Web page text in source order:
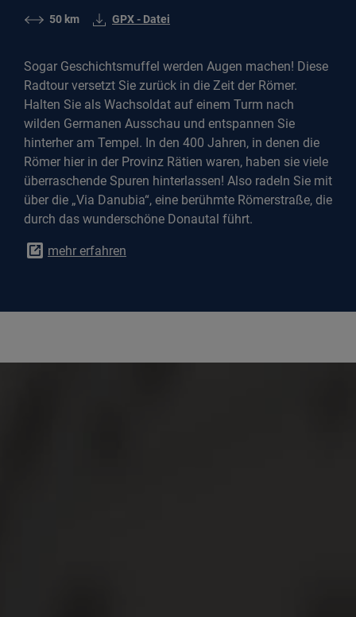
50 km GPX - Datei
Sogar Geschichtsmuffel werden Augen machen! Diese
Radtour versetzt Sie zurück in die Zeit der Römer.
Halten Sie als Wachsoldat auf einem Turm nach
wilden Germanen Ausschau und entspannen Sie
hinterher am Tempel. In den 400 Jahren, in denen die
Römer hier in der Provinz Rätien waren, haben sie viele
überraschende Spuren hinterlassen! Also radeln Sie mit
über die „Via Danubia“, eine berühmte Römerstraße, die
durch das wunderschöne Donautal führt.
mehr erfahren